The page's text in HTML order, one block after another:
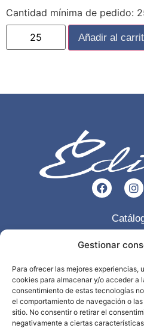
Gestionar
Para ofrecer las mejores experiencias,
cookies para almacenar y/o acceder a
consentimiento de estas tecnologías
el comportamiento de navegación o
sitio. No consentir o retirar el
negativamente a ciertas
Cantidad mínima de pedido:
Añadir al
Trabajos